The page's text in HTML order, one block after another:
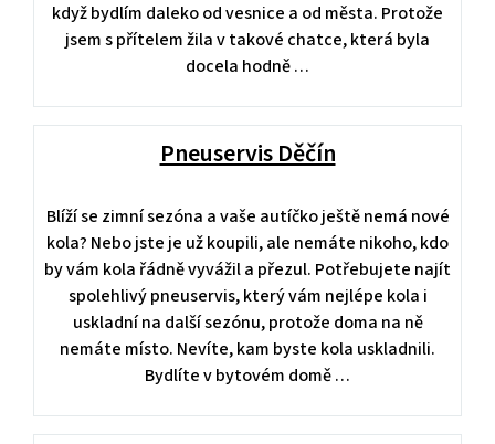
když bydlím daleko od vesnice a od města. Protože
jsem s přítelem žila v takové chatce, která byla
docela hodně …
Pneuservis Děčín
Blíží se zimní sezóna a vaše autíčko ještě nemá nové
kola? Nebo jste je už koupili, ale nemáte nikoho, kdo
by vám kola řádně vyvážil a přezul. Potřebujete najít
spolehlivý pneuservis, který vám nejlépe kola i
uskladní na další sezónu, protože doma na ně
nemáte místo. Nevíte, kam byste kola uskladnili.
Bydlíte v bytovém domě …